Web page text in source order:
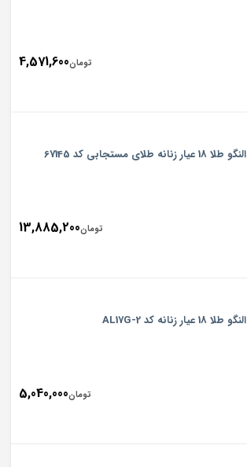
تومان4,571,600
النگو طلا 18 عیار زنانه طلای مستجابی کد 67145
تومان13,885,200
النگو طلا 18 عیار زنانه کد AL17G-2
تومان5,040,000